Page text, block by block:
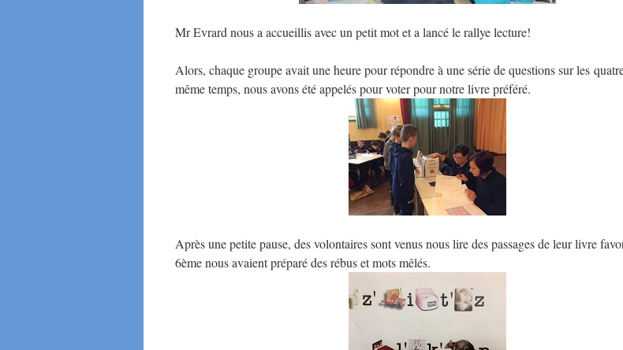
Mr Evrard nous a accueillis avec un petit mot et a lancé le rallye lecture!
Alors, chaque groupe avait une heure pour répondre à une série de questions sur les
même temps, nous avons été appelés pour voter pour notre livre préféré.
Après une petite pause, des volontaires sont venus nous lire des passages de leur livre
6ème nous avaient préparé des rébus et mots mêlés.